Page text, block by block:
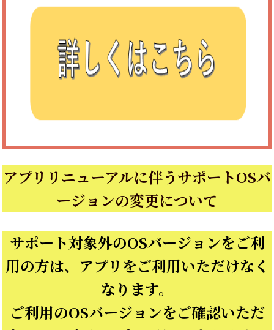
アプリリニューアルに伴うサポートOSバ
ージョンの変更について
サポート対象外のOSバージョンをご利
用の方は、アプリをご利用いただけなく
なります。
ご利用のOSバージョンをご確認いただ